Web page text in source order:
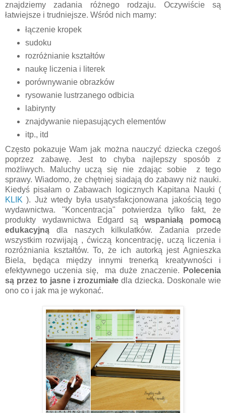
znajdziemy zadania różnego rodzaju. Oczywiście są
łatwiejsze i trudniejsze. Wśród nich mamy:
łączenie kropek
sudoku
rozróżnianie kształtów
naukę liczenia i literek
porównywanie obrazków
rysowanie lustrzanego odbicia
labirynty
znajdywanie niepasujących elementów
itp., itd
Często pokazuje Wam jak można nauczyć dziecka czegoś
poprzez zabawę. Jest to chyba najlepszy sposób z
możliwych. Maluchy uczą się nie zdając sobie z tego
sprawy. Wiadomo, że chętniej siadają do zabawy niż nauki.
Kiedyś pisałam o Zabawach logicznych Kapitana Nauki (
KLIK ). Już wtedy była usatysfakcjonowana jakością tego
wydawnictwa. "Koncentracja" potwierdza tylko fakt, że
produkty wydawnictwa Edgard sąwspaniałą pomocą
edukacyjną dla naszych kilkulatków. Zadania przede
wszystkim rozwijają , ćwiczą koncentrację, uczą liczenia i
rozróżniania kształtów. To, że ich autorką jest Agnieszka
Biela, będąca między innymi trenerką kreatywności i
efektywnego uczenia się, ma duże znaczenie. Polecenia
są przez to jasne i zrozumiałe dla dziecka. Doskonale wie
ono co i jak ma je wykonać.